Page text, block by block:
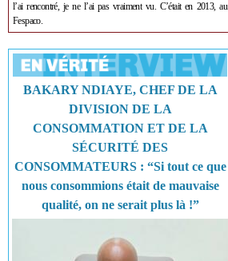
l’ai rencontré, je ne l’ai pas vraiment vu. C’était en 2013, au
Fespaco.
BAKARY NDIAYE, CHEF DE LA
DIVISION DE LA
CONSOMMATION ET DE LA
SÉCURITÉ DES
CONSOMMATEURS : “Si tout ce que
nous consommions était de mauvaise
qualité, on ne serait plus là !”